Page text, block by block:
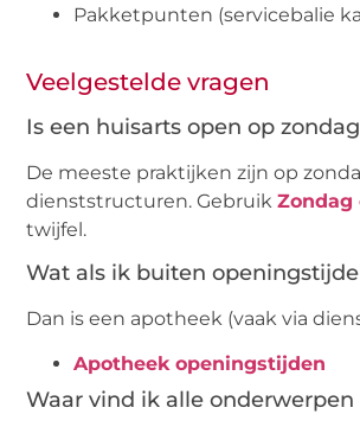
Pakketpunten (servicebalie
Veelgestelde vragen
Is een huisarts open op
De meeste praktijken zijn op
dienststructuren. Gebruik Zondag
twijfel.
Wat als ik buiten
Dan is een apotheek (vaak via
Apotheek openingstijden
Waar vind ik alle onderwerpen